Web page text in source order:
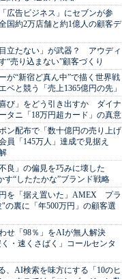
広告ビジネス」にセブンが参
国約2万店舗と約1億人の顧客デ
立たない」が武器？ アウディ
“売り込まない”顧客づくり
が“新宿ど真ん中”で描く世界戦
と競う「売上1365億円の先」
び」をどう引き出すか ダイナ
タニ「18万円超カード」の真意
ン配布で「数十億円の売り上げ
「145万人」達成で見据え
良」の偏見を巧みに壊した
“したたかな”ブランド戦略
を「据え置いた」AMEX プラ
の裏に「年500万円」の顧客選
せ「98％」をAIが無人解決
・速くさばく」コールセンタ
、AI検索を味方にする「10のヒ